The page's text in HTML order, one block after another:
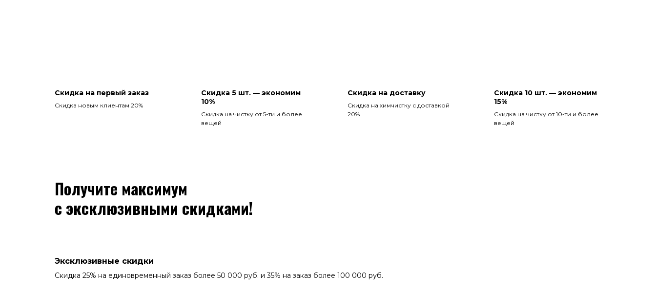
Скидка на первый заказ
Скидка новым клиентам 20%
Скидка 5 шт. — экономим
10%
Скидка на чистку от 5-ти и более
вещей
Скидка на доставку
Скидка на химчистку с доставкой
20%
Скидка 10 шт. — экономим
15%
Скидка на чистку от 10-ти и более
вещей
Получите максимум
с эксклюзивными скидками!
Эксклюзивные скидки
Скидка 25% на единовременный заказ более 50 000 руб. и 35% на заказ более 100 000 руб.